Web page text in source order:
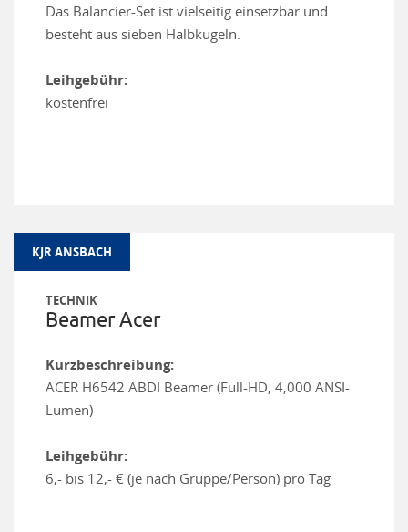
Das Balancier-Set ist vielseitig einsetzbar und
besteht aus sieben Halbkugeln.
Leihgebühr:
kostenfrei
KJR ANSBACH
TECHNIK
Beamer Acer
Kurzbeschreibung:
ACER H6542 ABDI Beamer (Full-HD, 4,000 ANSI-
Lumen)
Leihgebühr:
6,- bis 12,- € (je nach Gruppe/Person) pro Tag